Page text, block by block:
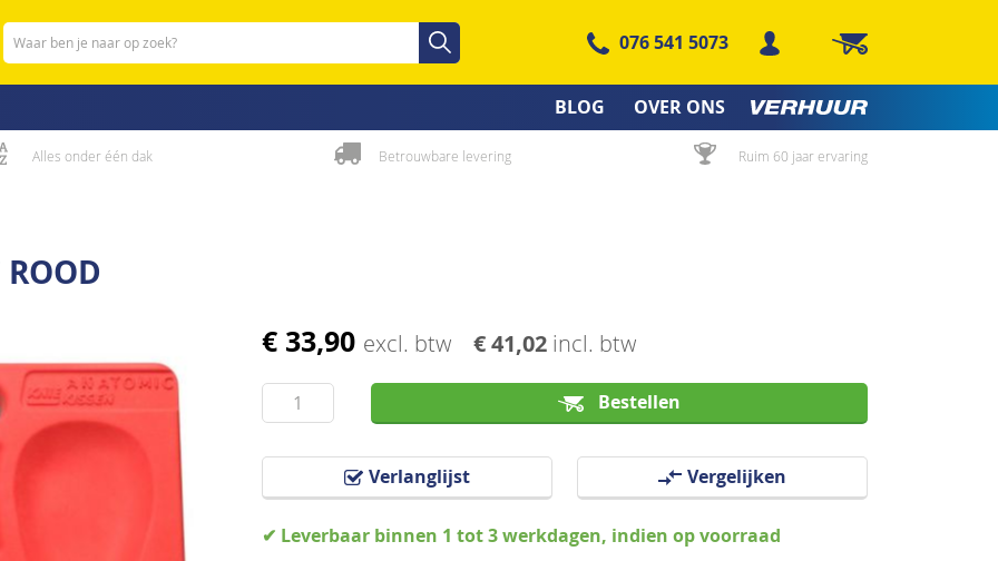
Zoeken Zoeken
076 541 5073 Winkelwagen
BLOG OVER ONS
Alles onder één dak Betrouwbare levering Ruim 60 jaar ervaring
€ 33,90 excl. btw € 41,02 incl. btw
Bestellen
Verlanglijst Vergelijken
✔ Leverbaar binnen 1 tot 3 werkdagen, indien op voorraad